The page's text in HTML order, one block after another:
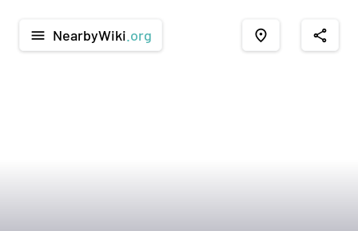
menu NearbyWiki .org place share